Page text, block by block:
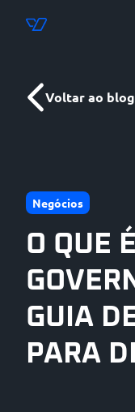
Voltar ao blog
Negócios
O QUE É
GUIA
PARA